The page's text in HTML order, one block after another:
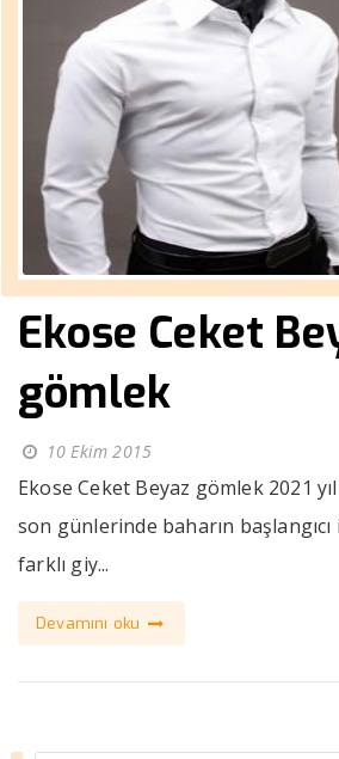
Ekose Ceket
gömlek
10 Ekim 2015
Ekose Ceket Beyaz gömlek 2021
son günlerinde baharın
farklı giy...
Devamını oku